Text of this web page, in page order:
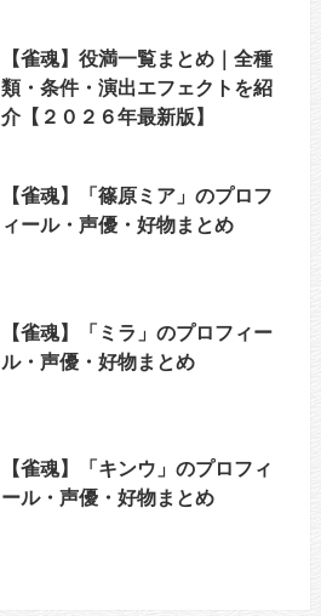
【雀魂】役満一覧まとめ｜全種
類・条件・演出エフェクトを紹
介【２０２６年最新版】
【雀魂】「篠原ミア」のプロフ
ィール・声優・好物まとめ
【雀魂】「ミラ」のプロフィー
ル・声優・好物まとめ
【雀魂】「キンウ」のプロフィ
ール・声優・好物まとめ